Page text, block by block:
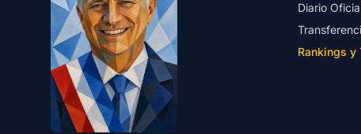
Diario
Rankings y